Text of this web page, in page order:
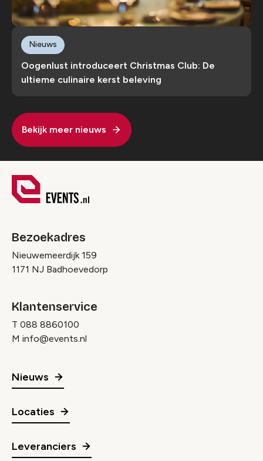
Oogenlust introduceert Christmas Club: De
ultieme culinaire kerst beleving
Nieuws
Bekijk meer nieuws
Bezoekadres
Nieuwemeerdijk 159
1171 NJ Badhoevedorp
Klantenservice
T 088 8860100
M info@events.nl
Nieuws
Locaties
Leveranciers